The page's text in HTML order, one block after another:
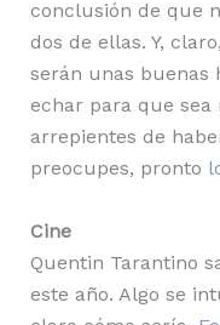
conclusión de que
dos de ellas. Y,
serán unas buenas
echar para que sea
arrepientes de
preocupes, pronto
Cine
Quentin Tarantino
este año. Algo se